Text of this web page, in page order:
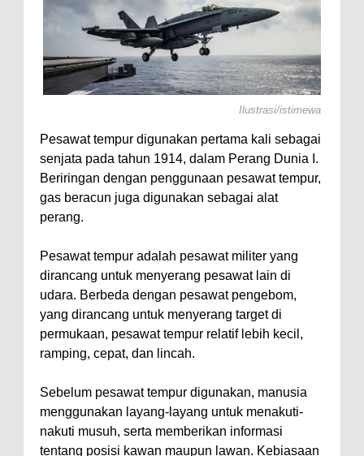
Ilustrasi/istimewa
Pesawat tempur digunakan pertama kali sebagai
senjata pada tahun 1914, dalam Perang Dunia I.
Beriringan dengan penggunaan pesawat tempur,
gas beracun juga digunakan sebagai alat
perang.
Pesawat tempur adalah pesawat militer yang
dirancang untuk menyerang pesawat lain di
udara. Berbeda dengan pesawat pengebom,
yang dirancang untuk menyerang target di
permukaan, pesawat tempur relatif lebih kecil,
ramping, cepat, dan lincah.
Sebelum pesawat tempur digunakan, manusia
menggunakan layang-layang untuk menakuti-
nakuti musuh, serta memberikan informasi
tentang posisi kawan maupun lawan. Kebiasaan